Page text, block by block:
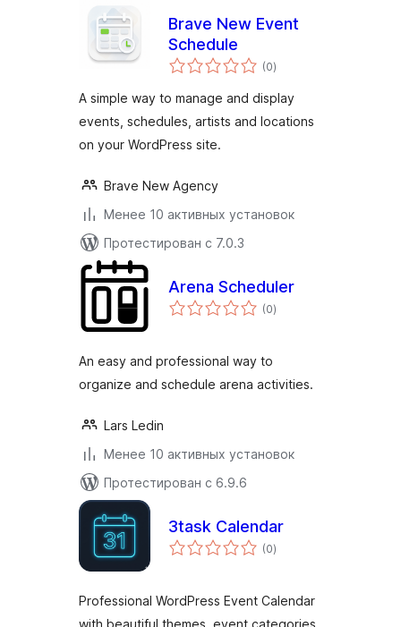
Brave New Event
Schedule
(0общий
рейтинг
)
A simple way to manage and display
events, schedules, artists and locations
on your WordPress site.
Brave New Agency
Менее 10 активных установок
Протестирован с 7.0.3
Arena Scheduler
(0общий
рейтинг
)
An easy and professional way to
organize and schedule arena activities.
Lars Ledin
Менее 10 активных установок
Протестирован с 6.9.6
3task Calendar
(0общий
рейтинг
)
Professional WordPress Event Calendar
with beautiful themes, event categories,